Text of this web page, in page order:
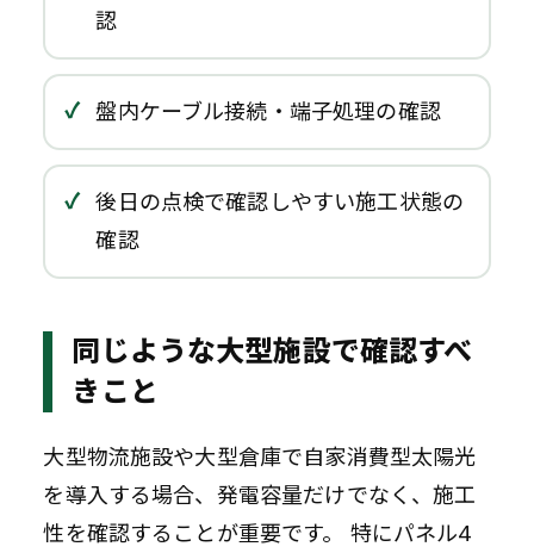
認
盤内ケーブル接続・端子処理の確認
後日の点検で確認しやすい施工状態の
確認
同じような大型施設で確認すべ
きこと
大型物流施設や大型倉庫で自家消費型太陽光
を導入する場合、発電容量だけでなく、施工
性を確認することが重要です。 特にパネル4